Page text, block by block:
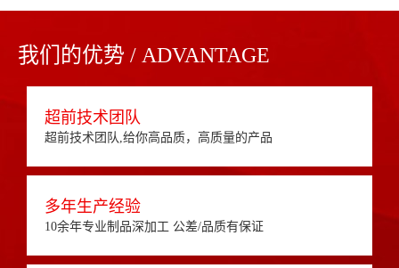
我们的优势 / ADVANTAGE
超前技术团队
超前技术团队,给你高品质，高质量的产品
多年生产经验
10余年专业制品深加工 公差/品质有保证